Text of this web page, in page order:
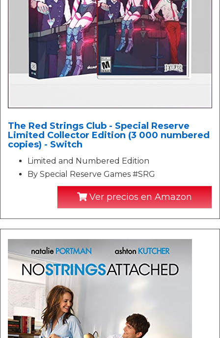
The Red Strings Club - Special Reserve
Limited Collector Edition (3 000 numbered
copies) - Switch
Limited and Numbered Edition
By Special Reserve Games #SRG
Ver precios en Amazon